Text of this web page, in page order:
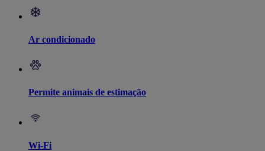
Ar condicionado
Permite animais de estimação
Wi-Fi